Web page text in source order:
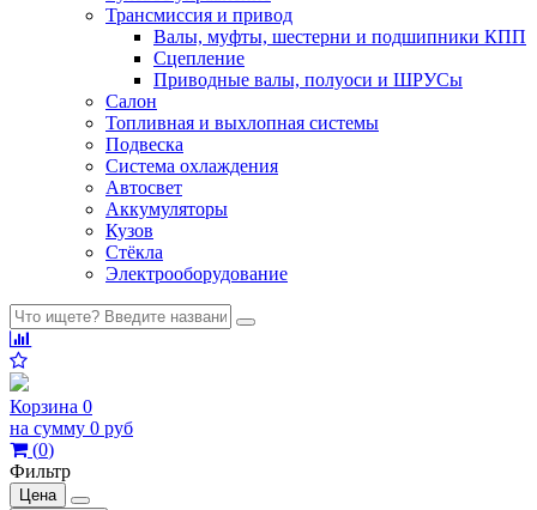
Трансмиссия и привод
Валы, муфты, шестерни и подшипники КПП
Сцепление
Приводные валы, полуоси и ШРУСы
Салон
Топливная и выхлопная системы
Подвеска
Система охлаждения
Автосвет
Аккумуляторы
Кузов
Стёкла
Электрооборудование
Корзина 0
на сумму 0 руб
(0)
Фильтр
Цена